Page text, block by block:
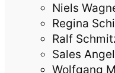
Niels
Regina
Ralf
Sales
Wolfgang